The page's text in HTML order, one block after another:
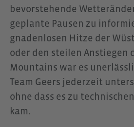
bevorstehende
geplante Pausen zu
gnadenlosen Hitze der
oder den steilen Anstiegen
Mountains war es
Team Geers jederzeit
ohne dass es zu
kam.